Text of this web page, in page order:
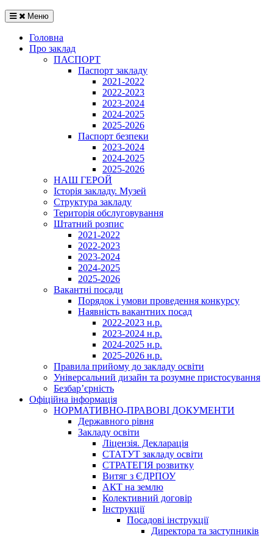
Меню
Головна
Про заклад
ПАСПОРТ
Паспорт закладу
2021-2022
2022-2023
2023-2024
2024-2025
2025-2026
Паспорт безпеки
2023-2024
2024-2025
2025-2026
НАШ ГЕРОЙ
Історія закладу. Музей
Структура закладу
Територія обслуговування
Штатний розпис
2021-2022
2022-2023
2023-2024
2024-2025
2025-2026
Вакантні посади
Порядок і умови проведення конкурсу
Наявність вакантних посад
2022-2023 н.р.
2023-2024 н.р.
2024-2025 н.р.
2025-2026 н.р.
Правила прийому до закладу освіти
Універсальний дизайн та розумне пристосування
Безбар’єрність
Офіційна інформація
НОРМАТИВНО-ПРАВОВІ ДОКУМЕНТИ
Державного рівня
Закладу освіти
Ліцензія. Декларація
СТАТУТ закладу освіти
СТРАТЕГІЯ розвитку
Витяг з ЄДРПОУ
АКТ на землю
Колективний договір
Інструкції
Посадові інструкції
Директора та заступників